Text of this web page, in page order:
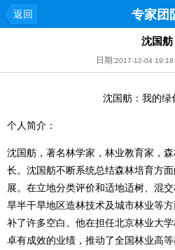
返回 专家团
沈国舫
日期:2017-12-04 19:18
沈国舫：我的绿
个人简介：
沈国舫，著名林学家，林业教育家，
长。沈国舫不断系统总结森林培育方
展。在立地分类评价和适地适树、混
旱半干旱地区造林技术及城市林业等
补了许多空白。他在担任北京林业大
卓有成效的业绩，推动了全国林业高